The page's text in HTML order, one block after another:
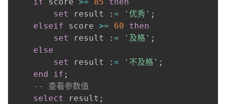
if score >= 85
then
set
result : = '优秀' ;
elseif score >= 60
then
set
result : = '及格' ;
else
set
result : = '不及格' ;
end
if ;
-- 查看参数值
select
result ;